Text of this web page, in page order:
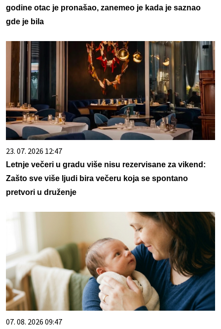
godine otac je pronašao, zanemeo je kada je saznao
gde je bila
23. 07. 2026 12:47
Letnje večeri u gradu više nisu rezervisane za vikend:
Zašto sve više ljudi bira večeru koja se spontano
pretvori u druženje
07. 08. 2026 09:47